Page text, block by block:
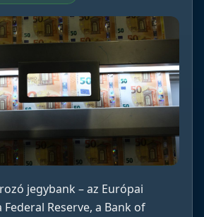
jegybank – az Európai
Reserve, a Bank of